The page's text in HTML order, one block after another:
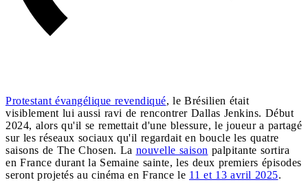
Protestant évangélique revendiqué, le Brésilien était
visiblement lui aussi ravi de rencontrer Dallas Jenkins. Début
2024, alors qu'il se remettait d'une blessure, le joueur a partagé
sur les réseaux sociaux qu'il regardait en boucle les quatre
saisons de The Chosen. La nouvelle saison palpitante sortira
en France durant la Semaine sainte, les deux premiers épisodes
seront projetés au cinéma en France le 11 et 13 avril 2025.